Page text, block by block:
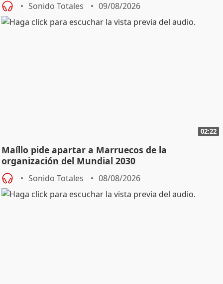
Sonido Totales 09/08/2026
02:22
Maíllo pide apartar a Marruecos de la
organización del Mundial 2030
Sonido Totales 08/08/2026